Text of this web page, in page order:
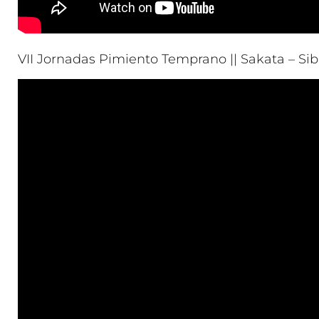
VII Jornadas Pimiento Temprano || Sakata –